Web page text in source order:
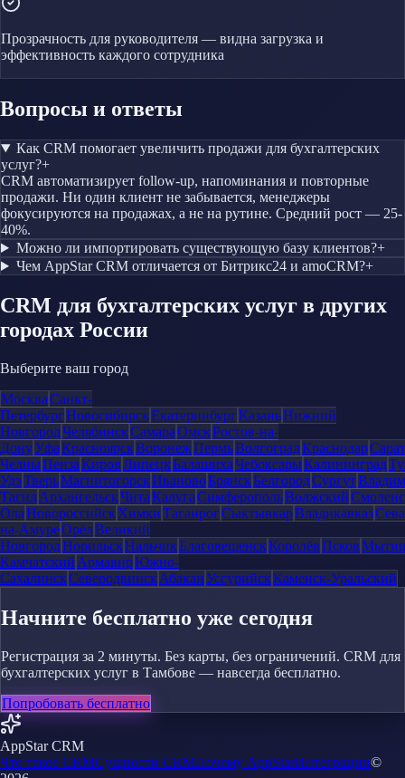
Прозрачность для руководителя — видна загрузка и
эффективность каждого сотрудника
Вопросы и ответы
Как CRM помогает увеличить продажи для бухгалтерских
услуг?+
CRM автоматизирует follow-up, напоминания и повторные
продажи. Ни один клиент не забывается, менеджеры
фокусируются на продажах, а не на рутине. Средний рост — 25-
40%.
Можно ли импортировать существующую базу клиентов?+
Чем AppStar CRM отличается от Битрикс24 и amoCRM?+
CRM для бухгалтерских услуг в других
городах России
Выберите ваш город
МоскваСанкт-
ПетербургНовосибирскЕкатеринбургКазаньНижний
НовгородЧелябинскСамараОмскРостов-на-
ДонуУфаКрасноярскВоронежПермьВолгоградКраснодар
ЧелныПензаКировЛипецкБалашихаЧебоксарыКалининград
УдэТверьМагнитогорскИвановоБрянскБелгородСургут
ТагилАрхангельскЧитаКалугаСимферопольВолжский
ОлаНовороссийскХимкиТаганрогСыктывкарВладикавказ
на-АмуреОрёлВеликий
НовгородНорильскНальчикБлаговещенскКоролёвПсков
Камчатский АрмавирЮжно-
СахалинскСеверодвинскАбаканУссурийскКаменск-Уральский
Начните бесплатно уже сегодня
Регистрация за 2 минуты. Без карты, без ограничений. CRM для
бухгалтерских услуг в Тамбове — навсегда бесплатно.
Попробовать бесплатно
AppStar CRM
Что такое CRMСущности CRMПочему AppStarИнтеграции©